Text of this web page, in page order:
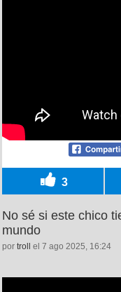
3
No sé si este chico
mundo
por troll el 7 ago 2025, 16:24